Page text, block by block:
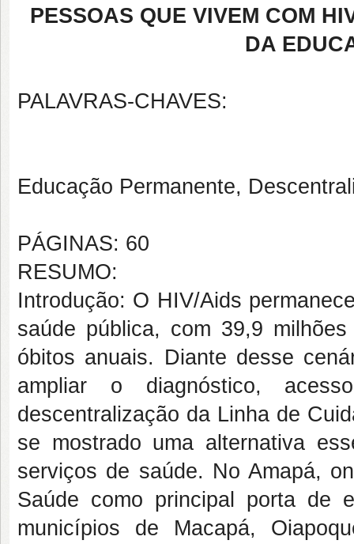
PESSOAS QUE VIVEM COM
DA
PALAVRAS-CHAVES:
Educação Permanente,
PÁGINAS: 60
RESUMO:
Introdução: O HIV/Aids
saúde pública, com 39,9
óbitos anuais. Diante desse
ampliar o diagnóstico,
descentralização da Linha de
se mostrado uma alternativa
serviços de saúde. No Amapá,
Saúde como principal porta de
municípios de Macapá,